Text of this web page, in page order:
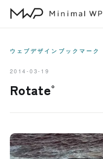
ウェブデザインブックマーク
2014-03-19
Rotate°